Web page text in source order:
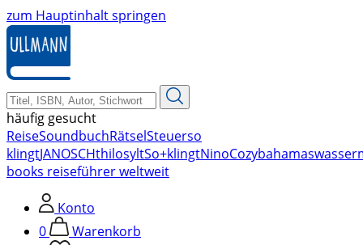
zum Hauptinhalt springen
häufig gesucht
ReiseSoundbuchRätselSteuerso
klingtJANOSCHthilosyltSo+klingtNinoCozybahamas
books reiseführer weltweit
Konto
0
Warenkorb